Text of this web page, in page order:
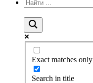
Exact matches only
Search in title